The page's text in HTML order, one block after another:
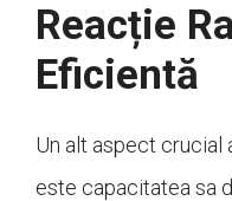
Reacție
Eficientă
Un alt aspect crucial
este capacitatea sa